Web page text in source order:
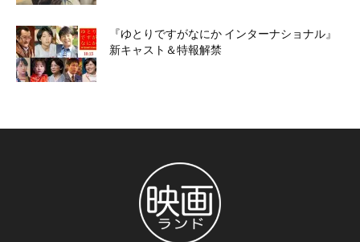
『ゆとりですがなにか インターナショナル』
新キャスト＆特報解禁